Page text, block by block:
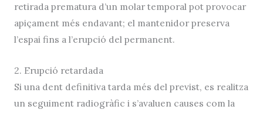
retirada prematura d’un molar temporal pot provocar
apiçament més endavant; el mantenidor preserva
l’espai fins a l’erupció del permanent.
2. Erupció retardada
Si una dent definitiva tarda més del previst, es realitza
un seguiment radiogràfic i s’avaluen causes com la